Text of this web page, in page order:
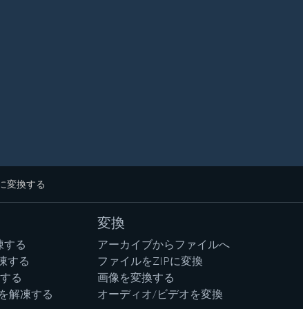
変換する
する
する
る
解凍する
変換
アーカイブからファイルへ
ファイルをZIPに変換
画像を変換する
オーディオ/ビデオを変換